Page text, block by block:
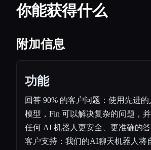
你能获得什么
附加信息
功能
回答 90% 的客户问题：使用先进
模型，Fin 可以解决复杂的问题，
任何 AI 机器人更安全、更准确的
客户支持：我们的AI聊天机器人将